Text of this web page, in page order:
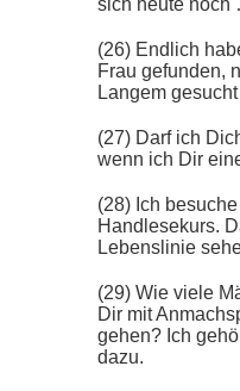
sich heute noch
(26) Endlich
Frau gefunden,
Langem
(27) Darf ich
wenn ich Dir
(28) Ich
Handlesekurs.
Lebenslinie
(29) Wie viele
Dir mit
gehen? Ich
dazu.